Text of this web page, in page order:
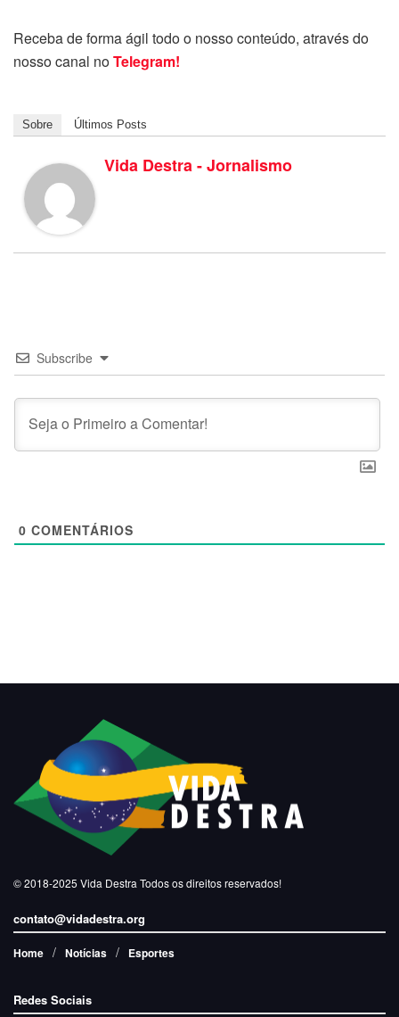
Receba de forma ágil todo o nosso conteúdo, através do
nosso canal noTelegram!
Sobre Últimos Posts
Vida Destra - Jornalismo
Subscribe
0 COMENTÁRIOS
© 2018-2025 Vida Destra Todos os direitos reservados!
contato@vidadestra.org
Home Notícias Esportes
Redes Sociais